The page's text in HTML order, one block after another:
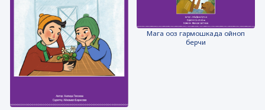
Мага ооз гармошкада ойноп
берчи